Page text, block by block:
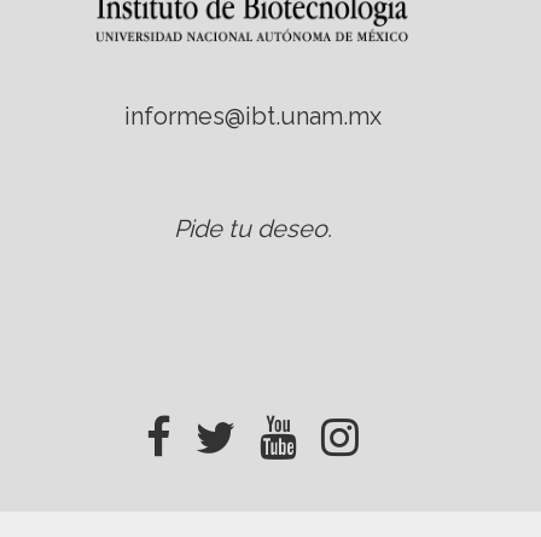
informes@ibt.unam.mx
Pide tu deseo.